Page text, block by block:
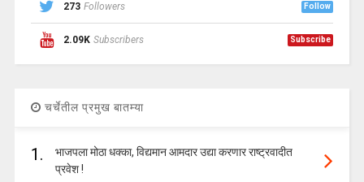
273 Followers Follow
2.09K Subscribers Subscribe
चर्चेतील प्रमुख बातम्या
1.
भाजपला मोठा धक्का, विद्यमान आमदार उद्या करणार राष्ट्रवादीत
प्रवेश !